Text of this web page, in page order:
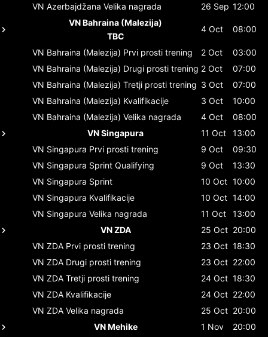
VN Azerbajdžana Velika nagrada 26 Sep 12:00
VN Bahraina (Malezija)
TBC
4 Oct 08:00
VN Bahraina (Malezija) Prvi prosti trening 2 Oct
03:00
VN Bahraina (Malezija) Drugi prosti trening 2 Oct
07:00
VN Bahraina (Malezija) Tretji prosti trening 3 Oct
07:00
VN Bahraina (Malezija) Kvalifikacije 3 Oct
10:00
VN Bahraina (Malezija) Velika nagrada 4 Oct
08:00
VN Singapura
11 Oct
13:00
VN Singapura Prvi prosti trening 9 Oct
09:30
VN Singapura Sprint Qualifying 9 Oct
13:30
VN Singapura Sprint 10 Oct 10:00
VN Singapura Kvalifikacije 10 Oct 14:00
VN Singapura Velika nagrada 11 Oct
13:00
VN ZDA
25 Oct 20:00
VN ZDA Prvi prosti trening 23 Oct 18:30
VN ZDA Drugi prosti trening 23 Oct 22:00
VN ZDA Tretji prosti trening 24 Oct 18:30
VN ZDA Kvalifikacije 24 Oct 22:00
VN ZDA Velika nagrada 25 Oct 20:00
VN Mehike
1 Nov 20:00